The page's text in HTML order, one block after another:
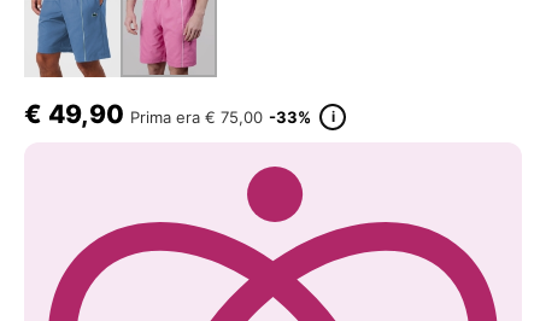
€ 49,90 Prima era € 75,00 -33% i